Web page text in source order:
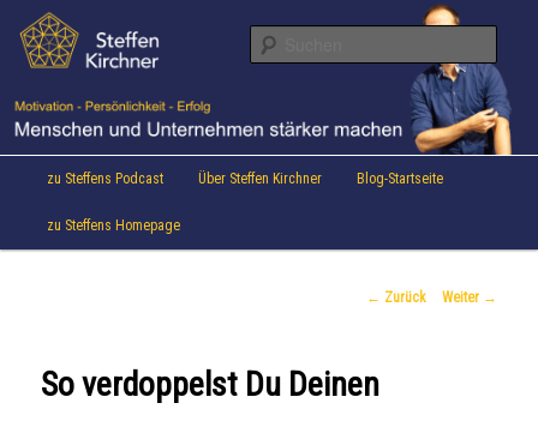
Inhalt
wechseln
Steffen Kirchner Blog
Aktuelles von Speaker & Motivationstrainer Steffen Kirchner
Hauptmenü
zu Steffens Podcast Über Steffen Kirchner Blog-Startseite
zu Steffens Homepage
Beitrags-
← Zurück Weiter →
So verdoppelst Du Deinen